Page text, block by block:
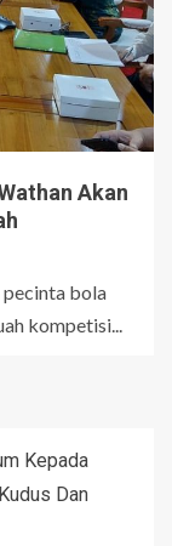
Akan
pecinta bola
kompetisi...
Kepada
Dan